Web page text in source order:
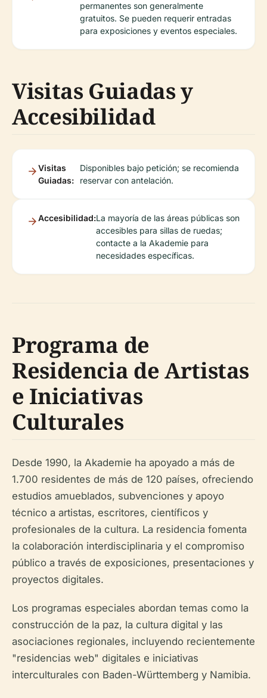
permanentes son generalmente
gratuitos. Se pueden requerir entradas
para exposiciones y eventos especiales.
Visitas Guiadas y
Accesibilidad
Visitas
Guiadas:
Disponibles bajo petición; se recomienda
reservar con antelación.
Accesibilidad:La mayoría de las áreas públicas son
accesibles para sillas de ruedas;
contacte a la Akademie para
necesidades específicas.
Programa de
Residencia de Artistas
e Iniciativas
Culturales
Desde 1990, la Akademie ha apoyado a más de
1.700 residentes de más de 120 países, ofreciendo
estudios amueblados, subvenciones y apoyo
técnico a artistas, escritores, científicos y
profesionales de la cultura. La residencia fomenta
la colaboración interdisciplinaria y el compromiso
público a través de exposiciones, presentaciones y
proyectos digitales.
Los programas especiales abordan temas como la
construcción de la paz, la cultura digital y las
asociaciones regionales, incluyendo recientemente
"residencias web" digitales e iniciativas
interculturales con Baden-Württemberg y Namibia.